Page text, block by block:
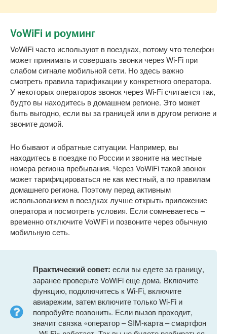
VoWiFi и роуминг
VoWiFi часто используют в поездках, потому что телефон
может принимать и совершать звонки через Wi-Fi при
слабом сигнале мобильной сети. Но здесь важно
смотреть правила тарификации у конкретного оператора.
У некоторых операторов звонок через Wi-Fi считается так,
будто вы находитесь в домашнем регионе. Это может
быть выгодно, если вы за границей или в другом регионе и
звоните домой.
Но бывают и обратные ситуации. Например, вы
находитесь в поездке по России и звоните на местные
номера региона пребывания. Через VoWiFi такой звонок
может тарифицироваться не как местный, а по правилам
домашнего региона. Поэтому перед активным
использованием в поездках лучше открыть приложение
оператора и посмотреть условия. Если сомневаетесь –
временно отключите VoWiFi и позвоните через обычную
мобильную сеть.
Практический совет: если вы едете за границу,
заранее проверьте VoWiFi еще дома. Включите
функцию, подключитесь к Wi-Fi, включите
авиарежим, затем включите только Wi-Fi и
попробуйте позвонить. Если вызов проходит,
значит связка «оператор – SIM-карта – смартфон